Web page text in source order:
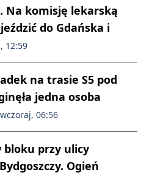
Na komisję lekarską
do Gdańska i
12:59
na trasie S5 pod
jedna osoba
wczoraj, 06:56
bloku przy ulicy
Ogień